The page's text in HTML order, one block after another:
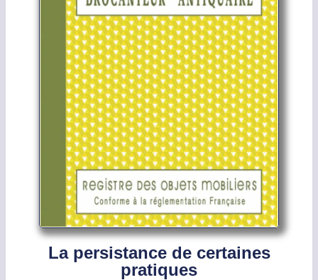
La persistance de certaines
pratiques